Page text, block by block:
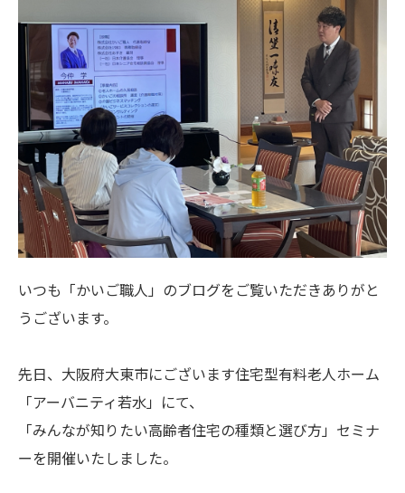
いつも「かいご職人」のブログをご覧いただきありがと
うございます。
先日、大阪府大東市にございます住宅型有料老人ホーム
「アーバニティ若水」にて、
「みんなが知りたい高齢者住宅の種類と選び方」セミナ
ーを開催いたしました。